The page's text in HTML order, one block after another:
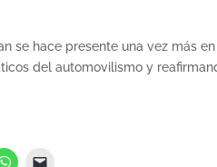
se hace presente una vez más
del automovilismo y